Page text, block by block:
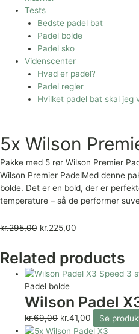
Tests
Bedste padel bat
Padel bolde
Padel sko
Videnscenter
Hvad er padel?
Padel regler
Hvilket padel bat skal jeg
5x Wilson
Pakke med 5 rør Wilson Premier
Wilson Premier PadelMed denne
bolde. Det er en bold, der er
temperature – så de performer
kr.295,00 kr.225,00
Related products
Padel bolde
Wilson Padel
kr.69,00 kr.41,00 Se